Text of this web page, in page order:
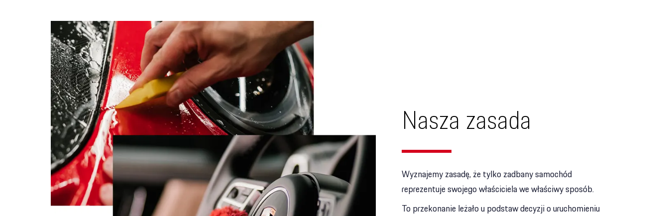
Nasza zasada
Wyznajemy zasadę, że tylko zadbany samochód
reprezentuje swojego właściciela we właściwy sposób.
To przekonanie leżało u podstaw decyzji o uruchomieniu